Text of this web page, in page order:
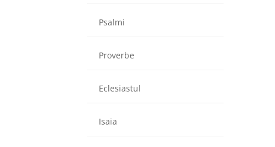
Psalmi
Proverbe
Eclesiastul
Isaia